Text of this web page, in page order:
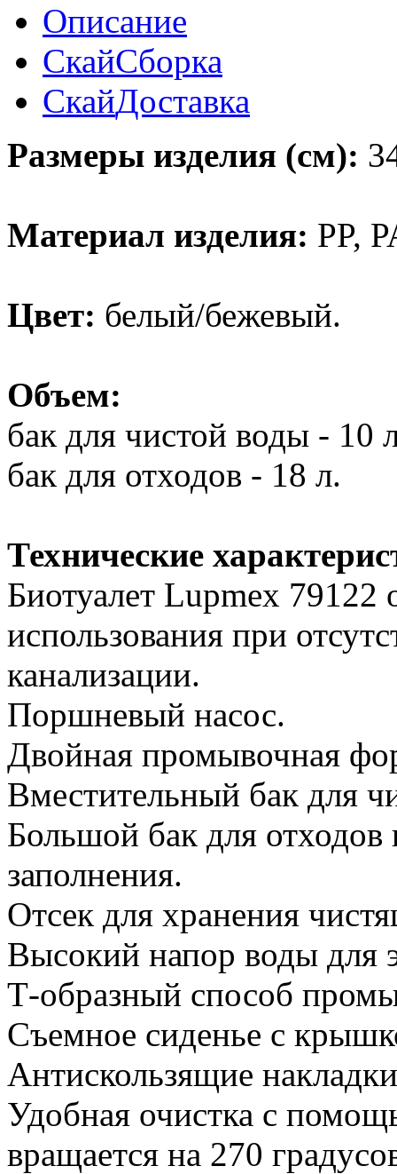
Описание
СкайСборка
СкайДоставка
Размеры изделия (см):
Материал изделия: PP,
Цвет: белый/бежевый.
Объем:
бак для чистой воды - 10
бак для отходов - 18 л.
Технические
Биотуалет Lupmex 79122
использования при
канализации.
Поршневый насос.
Двойная промывочная
Вместительный бак для
Большой бак для отходов
заполнения.
Отсек для хранения
Высокий напор воды для
Т-образный способ
Съемное сиденье с
Антискользящие
Удобная очистка с
вращается на 270